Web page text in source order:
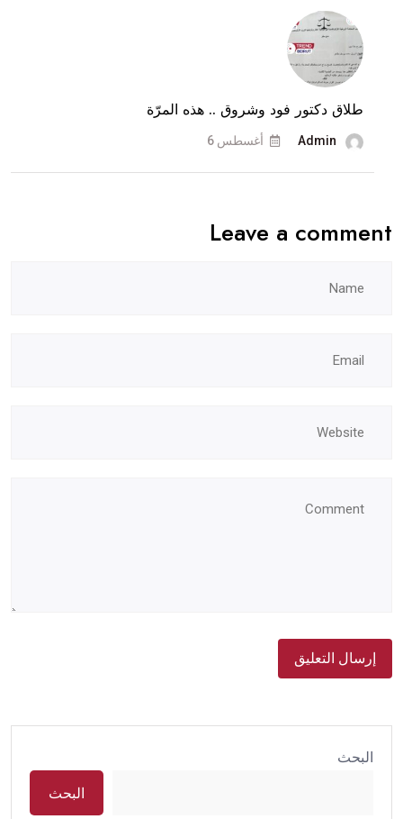
وماذا
عن
طلاق دكتور فود وشروق .. هذه المرّة
Admin أغسطس 6
Leave a comment
البحث
البحث